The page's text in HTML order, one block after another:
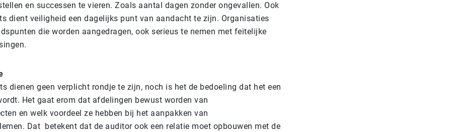
en successen te vieren. Zoals aantal dagen zonder ongevallen. Ook
dient veiligheid een dagelijks punt van aandacht te zijn. Organisaties
die worden aangedragen, ook serieus te nemen met feitelijke
dienen geen verplicht rondje te zijn, noch is het de bedoeling dat het een
Het gaat erom dat afdelingen bewust worden van
en welk voordeel ze hebben bij het aanpakken van
Dat betekent dat de auditor ook een relatie moet opbouwen met de